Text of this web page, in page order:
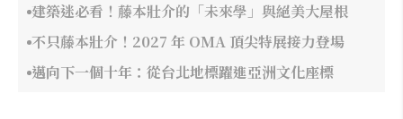
建築迷必看！藤本壯介的「未來學」與絕美大屋根
不只藤本壯介！2027 年 OMA 頂尖特展接力登場
邁向下一個十年：從台北地標躍進亞洲文化座標